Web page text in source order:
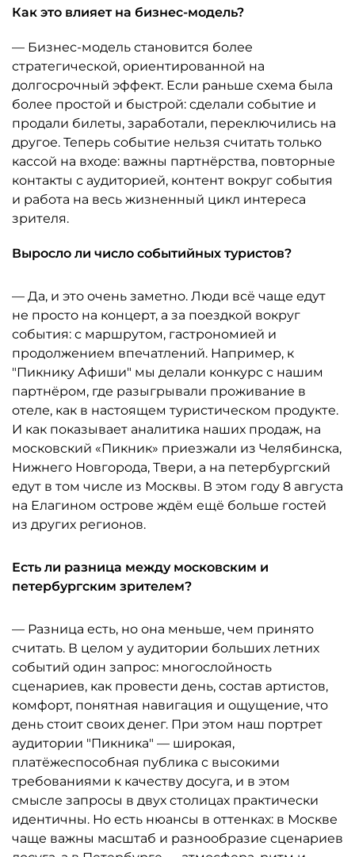
Как это влияет на бизнес-модель?
— Бизнес-модель становится более
стратегической, ориентированной на
долгосрочный эффект. Если раньше схема была
более простой и быстрой: сделали событие и
продали билеты, заработали, переключились на
другое. Теперь событие нельзя считать только
кассой на входе: важны партнёрства, повторные
контакты с аудиторией, контент вокруг события
и работа на весь жизненный цикл интереса
зрителя.
Выросло ли число событийных туристов?
— Да, и это очень заметно. Люди всё чаще едут
не просто на концерт, а за поездкой вокруг
события: с маршрутом, гастрономией и
продолжением впечатлений. Например, к
"Пикнику Афиши" мы делали конкурс с нашим
партнёром, где разыгрывали проживание в
отеле, как в настоящем туристическом продукте.
И как показывает аналитика наших продаж, на
московский «Пикник» приезжали из Челябинска,
Нижнего Новгорода, Твери, а на петербургский
едут в том числе из Москвы. В этом году 8 августа
на Елагином острове ждём ещё больше гостей
из других регионов.
Есть ли разница между московским и
петербургским зрителем?
— Разница есть, но она меньше, чем принято
считать. В целом у аудитории больших летних
событий один запрос: многослойность
сценариев, как провести день, состав артистов,
комфорт, понятная навигация и ощущение, что
день стоит своих денег. При этом наш портрет
аудитории "Пикника" — широкая,
платёжеспособная публика с высокими
требованиями к качеству досуга, и в этом
смысле запросы в двух столицах практически
идентичны. Но есть нюансы в оттенках: в Москве
чаще важны масштаб и разнообразие сценариев